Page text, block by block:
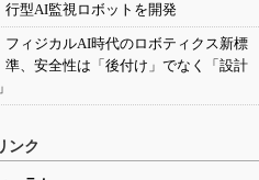
行型AI監視ロボットを開発
フィジカルAI時代のロボティクス新標
準、安全性は「後付け」でなく「設計
ンク